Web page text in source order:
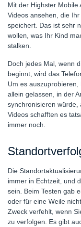
Mit der Highster Mobile
Videos ansehen, die
speichert. Das ist sehr
wollen, was Ihr Kind
stalken.
Doch jedes Mal, wenn
beginnt, wird das
Um es
allein gelassen, in der
synchronisieren würde,
Videos schafften es
immer noch.
Die
immer in Echtzeit, und
sein. Beim Testen gab
oder für eine Weile
Zweck verfehlt, wenn
zu verfolgen. Es gibt